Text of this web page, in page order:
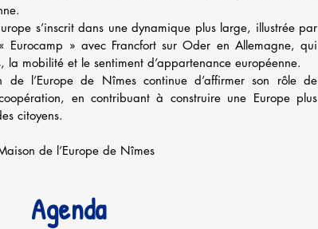
s’inscrit dans une dynamique plus large, illustrée par
Eurocamp » avec Francfort sur Oder en Allemagne, qui
la mobilité et le sentiment d’appartenance européenne.
l’Europe de Nîmes continue d’affirmer son rôle de
en contribuant à construire une Europe plus
citoyens.
de l’Europe de Nîmes
Agenda